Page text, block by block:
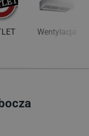
Wentylacja